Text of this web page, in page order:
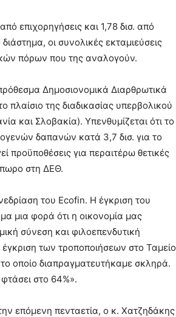
επιχορηγήσεις και 1,78 δισ. από
οι συνολικές εκταμιεύσεις
πόρων που της αναλογούν.
Δημοσιονομικά Διαρθρωτικά
της διαδικασίας υπερβολικού
και Σλοβακία). Υπενθυμίζεται ότι το
δαπανών κατά 3,7 δισ. για το
για περαιτέρω θετικές
στη ΔΕΘ.
του Ecofin. Η έγκριση του
μια φορά ότι η οικονομία μας
σύνεση και φιλοεπενδυτική
των τροποποιήσεων στο Ταμείο
οποίο διαπραγματευτήκαμε σκληρά.
στο 64%».
επόμενη πενταετία, ο κ. Χατζηδάκης